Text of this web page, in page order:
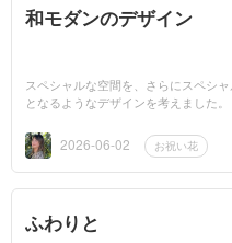
和モダンのデザイン
スペシャルな空間を、さらにスペシ
となるようなデザインを考えました。
2026-06-02 お祝い花
ふわりと